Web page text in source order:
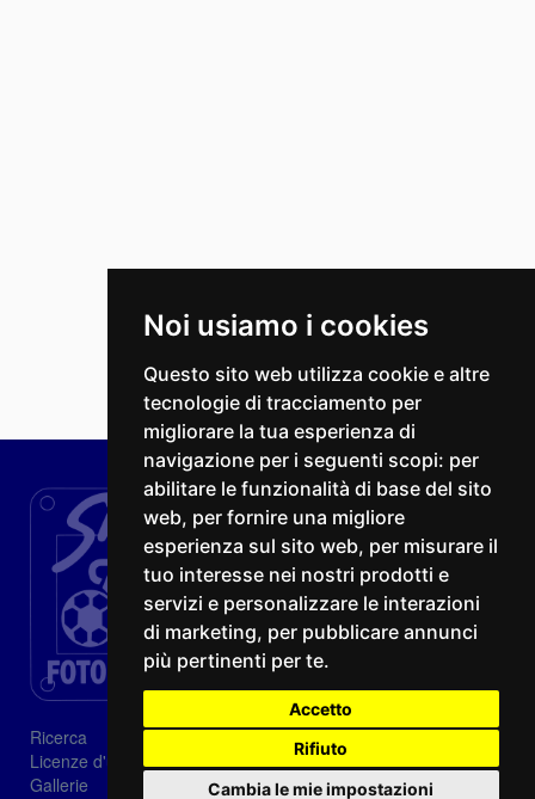
Noi usiamo i cookies
Questo sito web utilizza cookie e altre
tecnologie di tracciamento per
migliorare la tua esperienza di
navigazione per i seguenti scopi: per
abilitare le funzionalità di base del sito
web, per fornire una migliore
esperienza sul sito web, per misurare il
tuo interesse nei nostri prodotti e
servizi e personalizzare le interazioni
di marketing, per pubblicare annunci
più pertinenti per te.
Accetto
Rifiuto
Cambia le mie impostazioni
Ricerca
Licenze d'utilizzo
Gallerie